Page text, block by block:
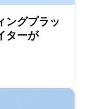
ングプラッ
ターが